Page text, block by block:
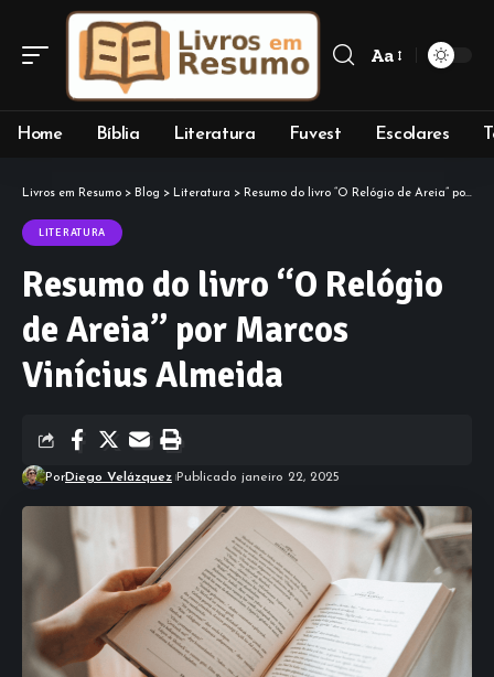
Font
Aa
Home Bíblia Literatura Fuvest Escolares
Livros em Resumo > Blog > Literatura > Resumo do livro “O Relógio de Areia” por Marcos Vinícius Almeida
LITERATURA
Resumo do livro “O Relógio
de Areia” por Marcos
Vinícius Almeida
PorDiego Velázquez Publicado janeiro 22, 2025